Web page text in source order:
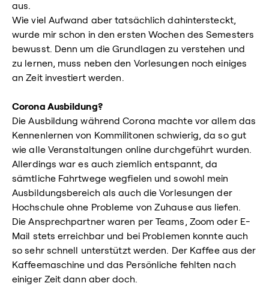
aus.
Wie viel Aufwand aber tatsächlich dahintersteckt,
wurde mir schon in den ersten Wochen des Semesters
bewusst. Denn um die Grundlagen zu verstehen und
zu lernen, muss neben den Vorlesungen noch einiges
an Zeit investiert werden.
Corona Ausbildung?
Die Ausbildung während Corona machte vor allem das
Kennenlernen von Kommilitonen schwierig, da so gut
wie alle Veranstaltungen online durchgeführt wurden.
Allerdings war es auch ziemlich entspannt, da
sämtliche Fahrtwege wegfielen und sowohl mein
Ausbildungsbereich als auch die Vorlesungen der
Hochschule ohne Probleme von Zuhause aus liefen.
Die Ansprechpartner waren per Teams, Zoom oder E-
Mail stets erreichbar und bei Problemen konnte auch
so sehr schnell unterstützt werden. Der Kaffee aus der
Kaffeemaschine und das Persönliche fehlten nach
einiger Zeit dann aber doch.